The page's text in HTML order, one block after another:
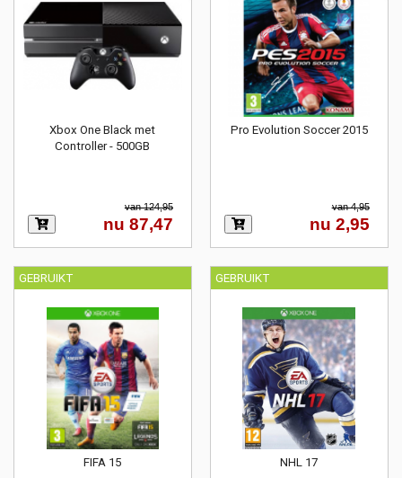
Xbox One Black met
Controller - 500GB
van 124,95
nu 87,47
Pro Evolution Soccer 2015
van 4,95
nu 2,95
GEBRUIKT
FIFA 15
GEBRUIKT
NHL 17